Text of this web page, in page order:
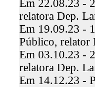
Em 22.08.23 -
relatora Dep.
Em 19.09.23 -
Público, relator
Em 03.10.23 -
relatora Dep.
Em 14.12.23 -